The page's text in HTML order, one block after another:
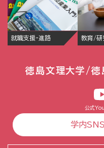
就職支援・進路 教育/研
徳島文理大学/徳
公式
学内